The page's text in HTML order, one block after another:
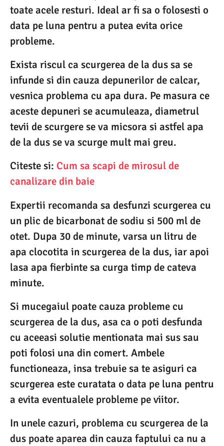
toate acele resturi. Ideal ar fi sa o folosesti o
data pe luna pentru a putea evita orice
probleme.
Exista riscul ca scurgerea de la dus sa se
infunde si din cauza depunerilor de calcar,
vesnica problema cu apa dura. Pe masura ce
aceste depuneri se acumuleaza, diametrul
tevii de scurgere se va micsora si astfel apa
de la dus se va scurge mult mai greu.
Citeste si: Cum sa scapi de mirosul de
canalizare din baie
Expertii recomanda sa desfunzi scurgerea cu
un plic de bicarbonat de sodiu si 500 ml de
otet. Dupa 30 de minute, varsa un litru de
apa clocotita in scurgerea de la dus, iar apoi
lasa apa fierbinte sa curga timp de cateva
minute.
Si mucegaiul poate cauza probleme cu
scurgerea de la dus, asa ca o poti desfunda
cu aceeasi solutie mentionata mai sus sau
poti folosi una din comert. Ambele
functioneaza, insa trebuie sa te asiguri ca
scurgerea este curatata o data pe luna pentru
a evita eventualele probleme pe viitor.
In unele cazuri, problema cu scurgerea de la
dus poate aparea din cauza faptului ca nu a